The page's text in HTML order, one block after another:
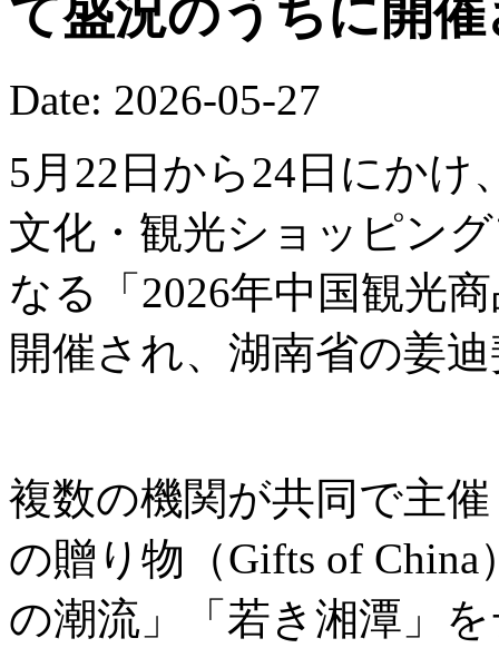
て盛況のうちに開
Date: 2026-05-27
5月22日から24日にかけ
文化・観光ショッピン
なる「2026年中国観光
開催され、湖南省の姜
複数の機関が共同で主
の贈り物（Gifts of
の潮流」「若き湘潭」